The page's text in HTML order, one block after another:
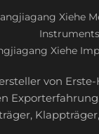
Xiehe
Xiehe
von